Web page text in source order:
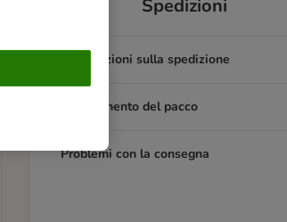
Spedizioni
Informazioni sulla spedizione
Tracciamento del pacco
Problemi con la consegna